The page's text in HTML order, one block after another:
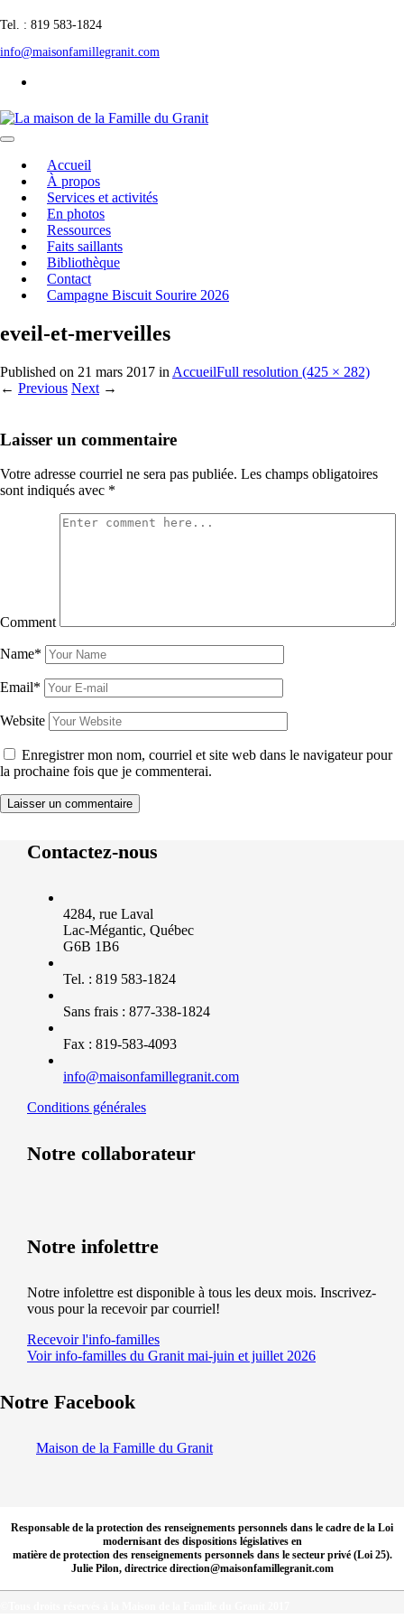
Tel. : 819 583-1824
info@maisonfamillegranit.com
Accueil
À propos
Services et activités
En photos
Ressources
Faits saillants
Bibliothèque
Contact
Campagne Biscuit Sourire 2026
eveil-et-merveilles
Published on 21 mars 2017 in AccueilFull resolution (425 × 282)
← Previous Next →
Laisser un commentaire
Votre adresse courriel ne sera pas publiée. Les champs obligatoires
sont indiqués avec *
Comment
Name*
Email*
Website
Enregistrer mon nom, courriel et site web dans le navigateur pour
la prochaine fois que je commenterai.
Contactez-nous
4284, rue Laval
Lac-Mégantic, Québec
G6B 1B6
Tel. : 819 583-1824
Sans frais : 877-338-1824
Fax : 819-583-4093
info@maisonfamillegranit.com
Conditions générales
Notre collaborateur
Notre infolettre
Notre infolettre est disponible à tous les deux mois. Inscrivez-
vous pour la recevoir par courriel!
Recevoir l'info-familles
Voir info-familles du Granit mai-juin et juillet 2026
Notre Facebook
Maison de la Famille du Granit
Responsable de la protection des renseignements personnels dans le cadre de la Loi
modernisant des dispositions législatives en
matière de protection des renseignements personnels dans le secteur privé (Loi 25).
Julie Pilon, directrice direction@maisonfamillegranit.com